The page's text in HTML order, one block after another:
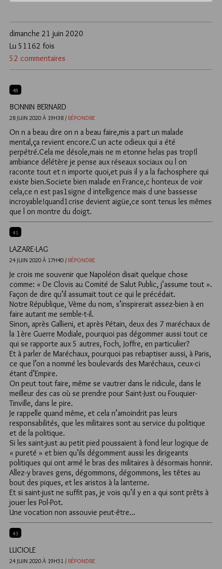
dimanche 21 juin 2020
52 commentaires
Lu 51162 fois
48
BONNIN BERNARD
28 JUIN 2020 À 19H38 / RÉPONDRE
On n a beau dire on n a beau faire,mis a part un malade
mental,ça revient encore.C un acte odieux qui a été
perpétré.Cela me désole,mais ne m etonne helas pas trop!l
ambiance délétère je pense aux réseaux sociaux ou l on
raconte tout et n importe quoi,et puis il y a la fachosphere qui
existe bien.Societe bien malade en France,c honteux de voir
cela,ce n est pas1signe d intelligence mais d une bassesse
incroyable!quand1crise devient aigüe,ce sont tenus les mêmes
que l on montre du doigt.
41
LAZARE-LAG
24 JUIN 2020 À 17H40 / RÉPONDRE
Je crois me souvenir que Napoléon disait quelque chose
comme: « De Clovis au Comité de Salut Public, j’assume tout ».
Façon de dire qu’il assumait tout ce qui le précédait.
Notre République, Vème du nom, s’inspirerait assez-bien à en
faire autant me semble-t-il.
Sinon, après Gallieni, et après Pétain, deux des 7 maréchaux de
la 1ère Guerre Modiale, pourquoi pas dégommer aussi tout ce
qui se rapporte aux 5 autres, Foch, Joffre, en particulier?
Et à parler de Maréchaux, pourquoi pas rebaptiser aussi, à Paris,
ce que l’on a nommé les boulevards des Maréchaux, ceux-ci
étant d’Empire.
On peut tout faire, même se vautrer dans le ridicule, dans le
meilleur des cas où se prendre pour Saint-Just ou Fouquier-
Tinville, dans le pire.
Je rappelle quand même, et cela n’amoindrit pas leurs
responsabilités, que les militaires sont au service du politique
et de la politique.
Si les saint-just au petit pied poussaient à fond leur logique de
« pureté » et bien qu’ils dégomment aussi les dirigeants
politiques qui ont armé le bras des militaires à désormais honnir.
Allez-y braves gens, dégommons, dégommons, les têtes au
bout des piques, et les aristos à la lanterne.
Et si saint-just ne suffit pas, je vois qu’il y en a qui sont prêts à
jouer les Pol-Pot.
Une vocation non assouvie peut-être…
43
LUCIOLE
24 JUIN 2020 À 19H51 / RÉPONDRE